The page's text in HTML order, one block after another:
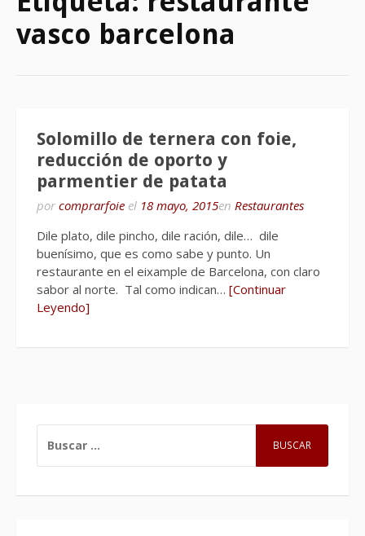
vasco barcelona
Solomillo de ternera con foie,
reducción de oporto y
parmentier de patata
por comprarfoie el 18 mayo, 2015en Restaurantes
Dile plato, dile pincho, dile ración, dile… dile
buenísimo, que es como sabe y punto. Un
restaurante en el eixample de Barcelona, con claro
sabor al norte. Tal como indican… [Continuar
Leyendo]